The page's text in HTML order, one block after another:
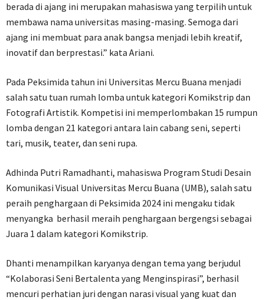
berada di ajang ini merupakan mahasiswa yang terpilih untuk
membawa nama universitas masing-masing. Semoga dari
ajang ini membuat para anak bangsa menjadi lebih kreatif,
inovatif dan berprestasi.” kata Ariani.
Pada Peksimida tahun ini Universitas Mercu Buana menjadi
salah satu tuan rumah lomba untuk kategori Komikstrip dan
Fotografi Artistik. Kompetisi ini memperlombakan 15 rumpun
lomba dengan 21 kategori antara lain cabang seni, seperti
tari, musik, teater, dan seni rupa.
Adhinda Putri Ramadhanti, mahasiswa Program Studi Desain
Komunikasi Visual Universitas Mercu Buana (UMB), salah satu
peraih penghargaan di Peksimida 2024 ini mengaku tidak
menyangka berhasil meraih penghargaan bergengsi sebagai
Juara 1 dalam kategori Komikstrip.
Dhanti menampilkan karyanya dengan tema yang berjudul
“Kolaborasi Seni Bertalenta yang Menginspirasi”, berhasil
mencuri perhatian juri dengan narasi visual yang kuat dan